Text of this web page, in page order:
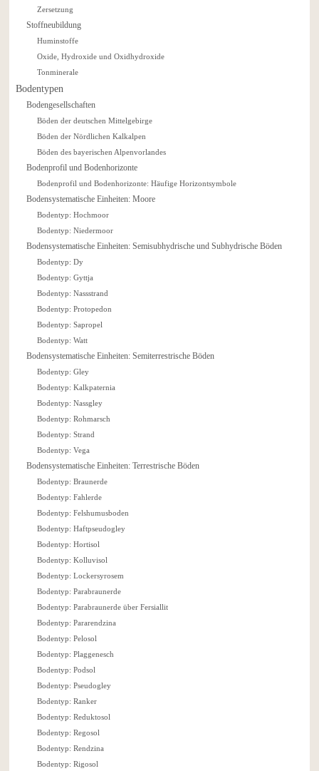
Zersetzung
Stoffneubildung
Huminstoffe
Oxide, Hydroxide und Oxidhydroxide
Tonminerale
Bodentypen
Bodengesellschaften
Böden der deutschen Mittelgebirge
Böden der Nördlichen Kalkalpen
Böden des bayerischen Alpenvorlandes
Bodenprofil und Bodenhorizonte
Bodenprofil und Bodenhorizonte: Häufige Horizontsymbole
Bodensystematische Einheiten: Moore
Bodentyp: Hochmoor
Bodentyp: Niedermoor
Bodensystematische Einheiten: Semisubhydrische und Subhydrische Böden
Bodentyp: Dy
Bodentyp: Gyttja
Bodentyp: Nassstrand
Bodentyp: Protopedon
Bodentyp: Sapropel
Bodentyp: Watt
Bodensystematische Einheiten: Semiterrestrische Böden
Bodentyp: Gley
Bodentyp: Kalkpaternia
Bodentyp: Nassgley
Bodentyp: Rohmarsch
Bodentyp: Strand
Bodentyp: Vega
Bodensystematische Einheiten: Terrestrische Böden
Bodentyp: Braunerde
Bodentyp: Fahlerde
Bodentyp: Felshumusboden
Bodentyp: Haftpseudogley
Bodentyp: Hortisol
Bodentyp: Kolluvisol
Bodentyp: Lockersyrosem
Bodentyp: Parabraunerde
Bodentyp: Parabraunerde über Fersiallit
Bodentyp: Pararendzina
Bodentyp: Pelosol
Bodentyp: Plaggenesch
Bodentyp: Podsol
Bodentyp: Pseudogley
Bodentyp: Ranker
Bodentyp: Reduktosol
Bodentyp: Regosol
Bodentyp: Rendzina
Bodentyp: Rigosol